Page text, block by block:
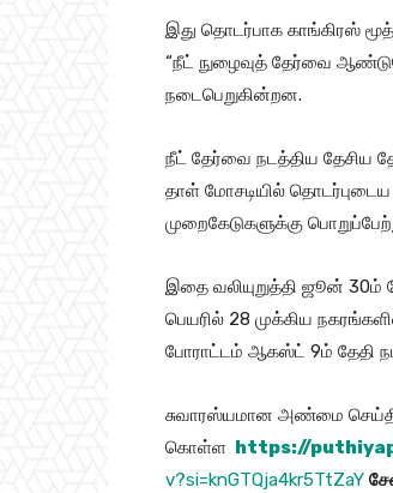
இது தொடர்​பாக காங்​கிரஸ்
“நீட் நுழைவுத் தேர்வை
நடைபெறுகின்​றன.
நீட் தேர்வை நடத்​திய தேசிய
தாள் மோசடி​யில் தொடர்​புடைய
முறைகேடுகளுக்கு
இதை வலி​யுறுத்தி ஜூன் 30ம்
பெயரில் 28 முக்​கிய
போ​ராட்​டம் ஆகஸ்ட் 9ம் தேதி
சுவாரஸ்யமான அண்மை
கொள்ள https://
v?si=knGTQja4kr5TtZaY